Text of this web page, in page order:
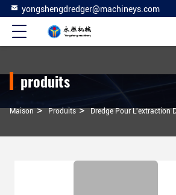
yongshengdredger@machineys.com
produits
Maison > Produits > Dredge Pour L'extraction